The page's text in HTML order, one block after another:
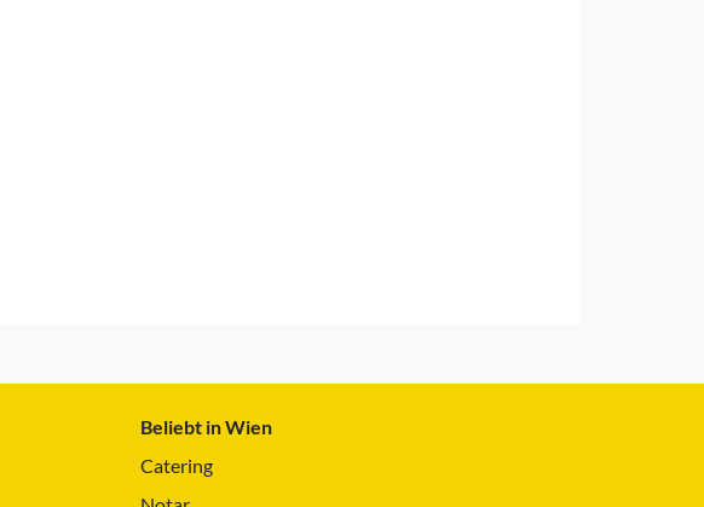
Beliebt in Wien
Catering